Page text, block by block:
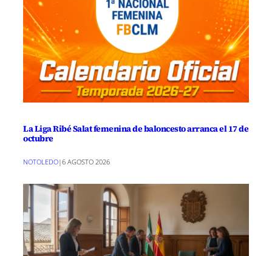
La Liga Ribé Salat femenina de baloncesto arranca el 17 de
octubre
NOTOLEDO|6 AGOSTO 2026